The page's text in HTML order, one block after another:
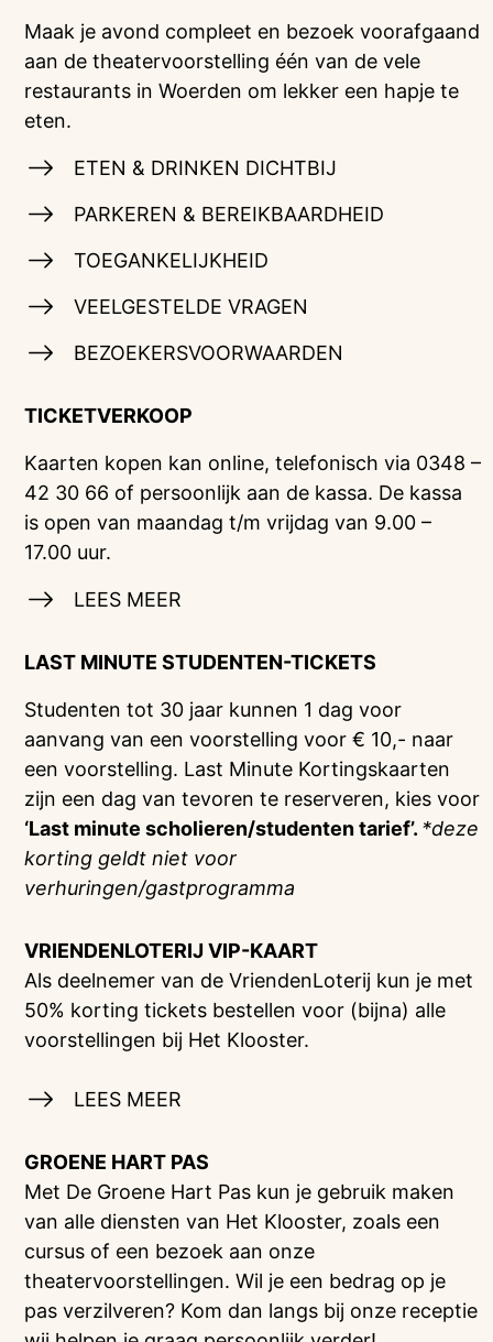
Maak je avond compleet en bezoek voorafgaand
aan de theatervoorstelling één van de vele
restaurants in Woerden om lekker een hapje te
eten.
ETEN & DRINKEN DICHTBIJ
PARKEREN & BEREIKBAARDHEID
TOEGANKELIJKHEID
VEELGESTELDE VRAGEN
BEZOEKERSVOORWAARDEN
TICKETVERKOOP
Kaarten kopen kan online, telefonisch via 0348 –
42 30 66 of persoonlijk aan de kassa. De kassa
is open van maandag t/m vrijdag van 9.00 –
17.00 uur.
LEES MEER
LAST MINUTE STUDENTEN-TICKETS
Studenten tot 30 jaar kunnen 1 dag voor
aanvang van een voorstelling voor € 10,- naar
een voorstelling. Last Minute Kortingskaarten
zijn een dag van tevoren te reserveren, kies voor
‘Last minute scholieren/studenten tarief’. *deze
korting geldt niet voor
verhuringen/gastprogramma
VRIENDENLOTERIJVIP-KAART
Als deelnemer van de VriendenLoterij kun je met
50% korting tickets bestellen voor (bijna) alle
voorstellingen bij Het Klooster.
LEES MEER
GROENE HART PAS
Met De Groene Hart Pas kun je gebruik maken
van alle diensten van Het Klooster, zoals een
cursus of een bezoek aan onze
theatervoorstellingen. Wil je een bedrag op je
pas verzilveren? Kom dan langs bij onze receptie